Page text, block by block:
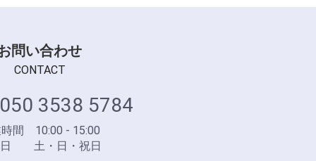
問い合わせ
CONTACT
3538 5784
間 10:00 - 15:00
日 土・日・祝日